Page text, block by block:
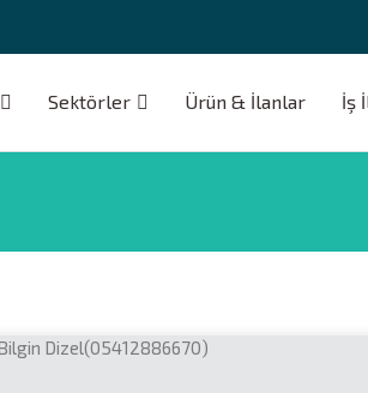
Sektörler Ürün & İlanlar İş